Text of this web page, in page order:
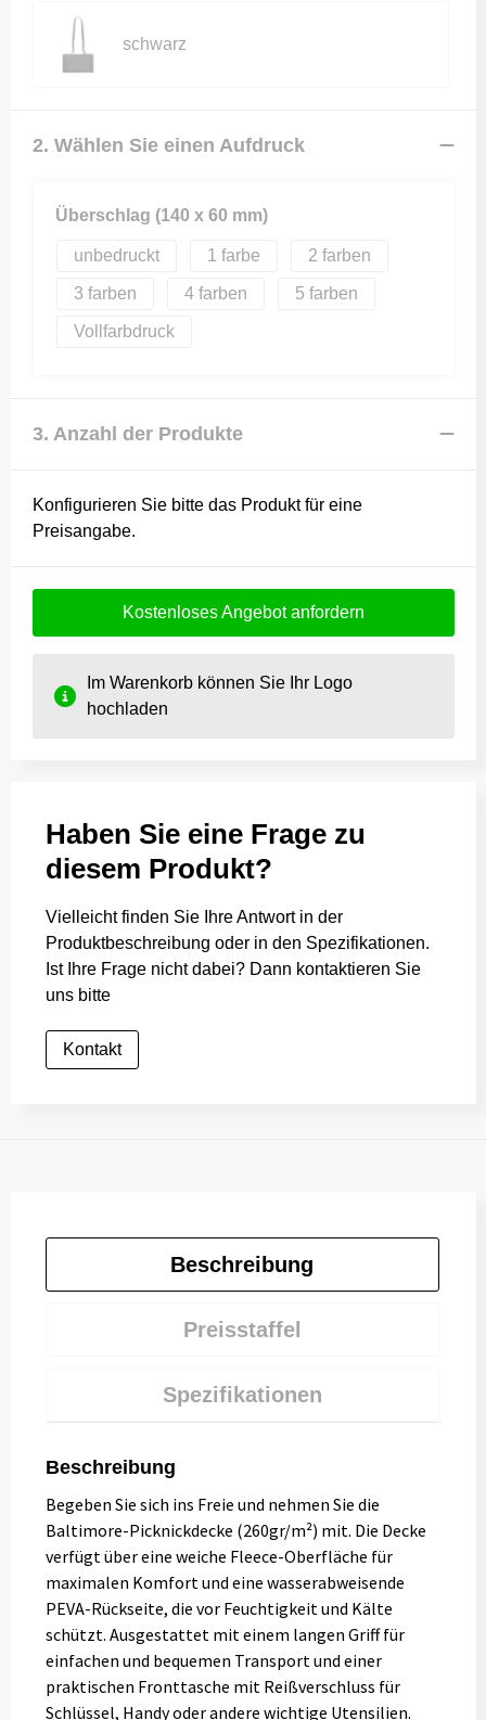
schwarz
2. Wählen Sie einen Aufdruck
Überschlag (140 x 60 mm)
unbedruckt 1 2
3 4 5
Vollfarbdruck
3. Anzahl der Produkte
Konfigurieren Sie bitte das Produkt für eine
Preisangabe.
Kostenloses Angebot anfordern
Im Warenkorb können Sie Ihr Logo
hochladen
Haben Sie eine Frage zu
diesem Produkt?
Vielleicht finden Sie Ihre Antwort in der
Produktbeschreibung oder in den Spezifikationen.
Ist Ihre Frage nicht dabei? Dann kontaktieren Sie
uns bitte
Kontakt
Beschreibung
Preisstaffel
Spezifikationen
Beschreibung
Begeben Sie sich ins Freie und nehmen Sie die
Baltimore-Picknickdecke (260gr/m²) mit. Die Decke
verfügt über eine weiche Fleece-Oberfläche für
maximalen Komfort und eine wasserabweisende
PEVA-Rückseite, die vor Feuchtigkeit und Kälte
schützt. Ausgestattet mit einem langen Griff für
einfachen und bequemen Transport und einer
praktischen Fronttasche mit Reißverschluss für
Schlüssel, Handy oder andere wichtige Utensilien.